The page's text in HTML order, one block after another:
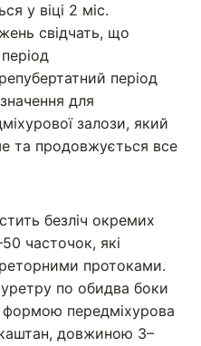
у віці 2 міс.
свідчать, що
період
для
залози, який
та продовжується все
безліч окремих
часточок, які
протоками.
по обидва боки
формою передміхурова
каштан, довжиною 3–